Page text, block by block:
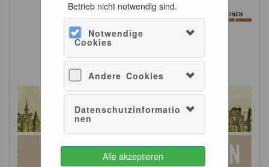
Betrieb nicht notwendig sind.
Notwendige
Cookies
Andere Cookies
Datenschutzinformatio
nen
Alle akzeptieren